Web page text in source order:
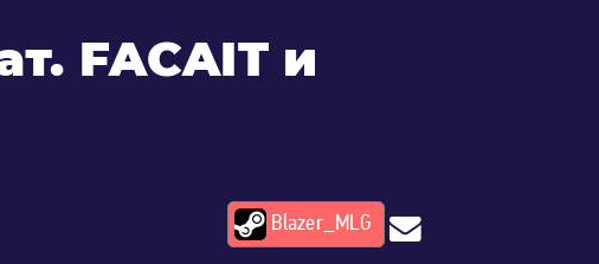
FACAIT и
Blazer_MLG